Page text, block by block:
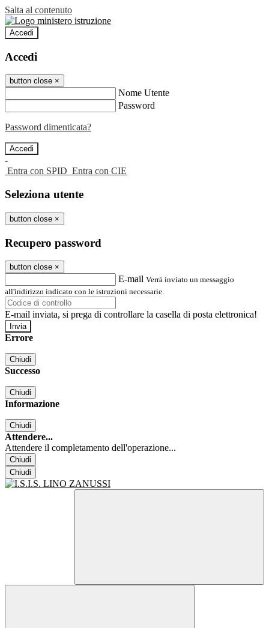
Salta al contenuto
Accedi
Accedi
button close ×
Nome Utente
Password
Password dimenticata?
-
Entra con SPID Entra con CIE
Seleziona utente
button close ×
Recupero password
button close ×
E-mail Verrà inviato un messaggio
all'indirizzo indicato con le istruzioni necessarie.
E-mail inviata, si prega di controllare la casella di posta elettronica!
Errore
Chiudi
Successo
Chiudi
Informazione
Chiudi
Attendere...
Attendere il completamento dell'operazione...
Chiudi
Chiudi